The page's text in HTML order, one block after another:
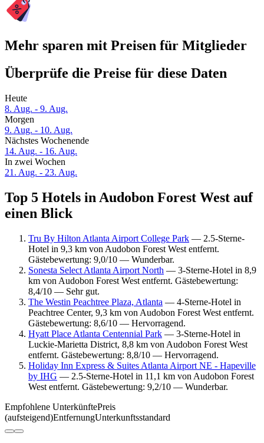
Mehr sparen mit Preisen für Mitglieder
Überprüfe die Preise für diese Daten
Heute
8. Aug. - 9. Aug.
Morgen
9. Aug. - 10. Aug.
Nächstes Wochenende
14. Aug. - 16. Aug.
In zwei Wochen
21. Aug. - 23. Aug.
Top 5 Hotels in Audobon Forest West auf
einen Blick
Tru By Hilton Atlanta Airport College Park — 2.5-Sterne-
Hotel in 9,3 km von Audobon Forest West entfernt.
Gästebewertung: 9,0/10 — Wunderbar.
Sonesta Select Atlanta Airport North — 3-Sterne-Hotel in 8,9
km von Audobon Forest West entfernt. Gästebewertung:
8,4/10 — Sehr gut.
The Westin Peachtree Plaza, Atlanta — 4-Sterne-Hotel in
Peachtree Center, 9,3 km von Audobon Forest West entfernt.
Gästebewertung: 8,6/10 — Hervorragend.
Hyatt Place Atlanta Centennial Park — 3-Sterne-Hotel in
Luckie-Marietta District, 8,8 km von Audobon Forest West
entfernt. Gästebewertung: 8,8/10 — Hervorragend.
Holiday Inn Express & Suites Atlanta Airport NE - Hapeville
by IHG — 2.5-Sterne-Hotel in 11,1 km von Audobon Forest
West entfernt. Gästebewertung: 9,2/10 — Wunderbar.
Empfohlene UnterkünftePreis
(aufsteigend)EntfernungUnterkunftsstandard